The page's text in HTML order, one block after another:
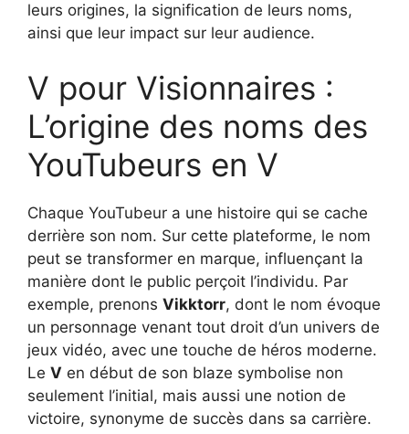
leurs origines, la signification de leurs noms,
ainsi que leur impact sur leur audience.
V pour Visionnaires :
L’origine des noms des
YouTubeurs en V
Chaque YouTubeur a une histoire qui se cache
derrière son nom. Sur cette plateforme, le nom
peut se transformer en marque, influençant la
manière dont le public perçoit l’individu. Par
exemple, prenons Vikktorr, dont le nom évoque
un personnage venant tout droit d’un univers de
jeux vidéo, avec une touche de héros moderne.
Le V en début de son blaze symbolise non
seulement l’initial, mais aussi une notion de
victoire, synonyme de succès dans sa carrière.